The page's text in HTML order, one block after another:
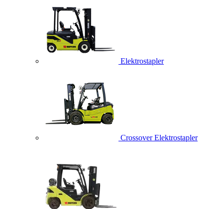
Elektrostapler
Crossover Elektrostapler